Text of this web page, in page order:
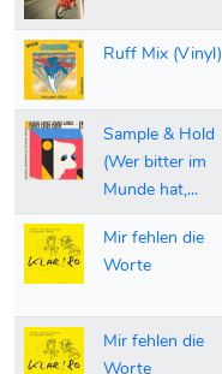
Ruff Mix (Vinyl)
Sample & Hold
(Wer bitter im
Munde hat,...
Mir fehlen die
Worte
Mir fehlen die
Worte